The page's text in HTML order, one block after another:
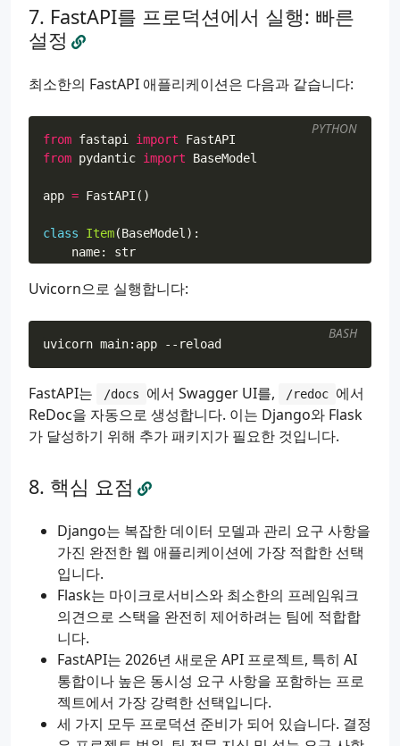
FastAPI를 프로덕션에서 실행: 빠른
설정
최소한의 FastAPI 애플리케이션은 다음과 같습니다:
from fastapi import
FastAPI
from pydantic import BaseModel
app = FastAPI ()
class Item(BaseModel ):
name:
str
return {"message": "API is running"
async def create_item(item: Item):
return item
PYTHON
Uvicorn으로 실행합니다:
BASH
FastAPI는 /docs 에서 Swagger UI를, /redoc 에서
ReDoc을 자동으로 생성합니다. 이는 Django와 Flask
가 달성하기 위해 추가 패키지가 필요한 것입니다.
핵심 요점
Django는 복잡한 데이터 모델과 관리 요구 사항을
가진 완전한 웹 애플리케이션에 가장 적합한 선택
입니다.
Flask는 마이크로서비스와 최소한의 프레임워크
의견으로 스택을 완전히 제어하려는 팀에 적합합
니다.
FastAPI는 2026년 새로운 API 프로젝트, 특히 AI
통합이나 높은 동시성 요구 사항을 포함하는 프로
젝트에서 가장 강력한 선택입니다.
세 가지 모두 프로덕션 준비가 되어 있습니다. 결정